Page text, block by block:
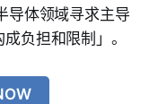
导体领域寻求主导
负担和限制」。